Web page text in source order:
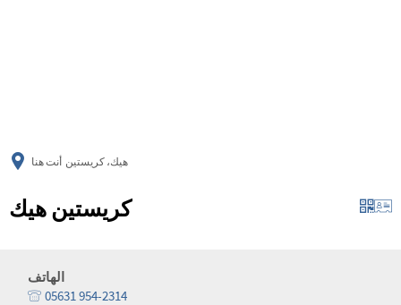
أنت هنا هيك، كريستين
كريستين هيك
الهاتف
05631 954-2314